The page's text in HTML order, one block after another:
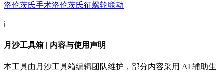
洛伦茨氏手术洛伦茨氏征螺轮联动
ℹ️
月沙工具箱 | 内容与使用声明
本工具由月沙工具箱编辑团队维护，部分内容采用 AI 辅助生